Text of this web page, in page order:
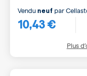
10,43 €
Vendu neuf par
Plus